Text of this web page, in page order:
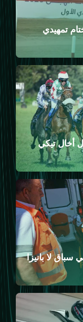
تمهيدي
أخال تيكي
33 مصاباً في سباق لا بانيزا